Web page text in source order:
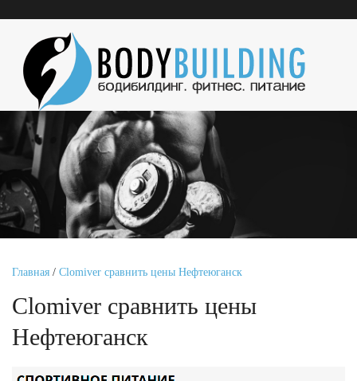
Главная / Clomiver сравнить цены Нефтеюганск
Clomiver сравнить цены
Нефтеюганск